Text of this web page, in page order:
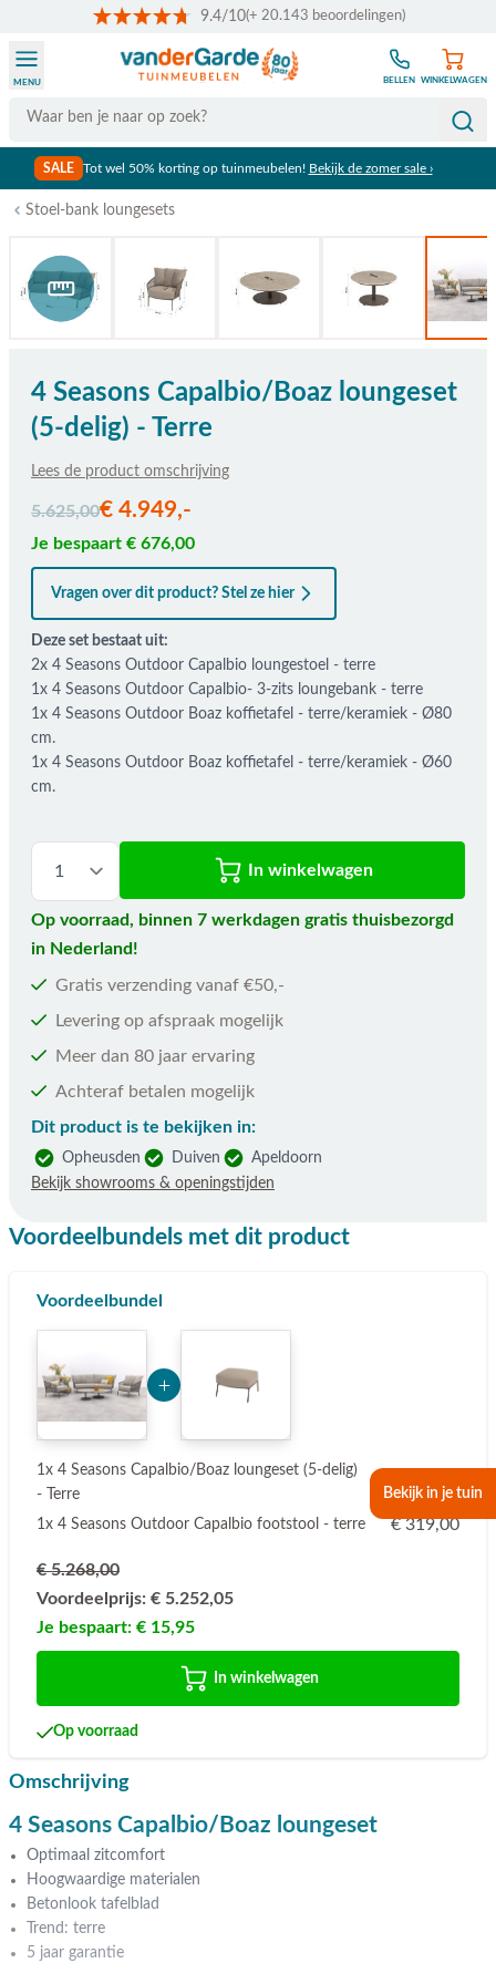
9.4/10(+ 20.143 beoordelingen)
Search
MENU BELLEN WINKELWAGEN
SALE Tot wel 50% korting op tuinmeubelen! Bekijk de zomer sale ›
Bekijk in je tuin
Stoel-bank loungesets
Bekijk afmetingen
4 Seasons Capalbio/Boaz loungeset
(5-delig) - Terre
Lees de product omschrijving
5.625,00€ 4.949,-
Je bespaart € 676,00
Vragen over dit product? Stel ze hier
Deze set bestaat uit:
2x 4 Seasons Outdoor Capalbio loungestoel - terre
1x 4 Seasons Outdoor Capalbio- 3-zits loungebank - terre
1x 4 Seasons Outdoor Boaz koffietafel - terre/keramiek - Ø80
cm.
1x 4 Seasons Outdoor Boaz koffietafel - terre/keramiek - Ø60
cm.
In winkelwagen
Op voorraad, binnen 7 werkdagen gratis thuisbezorgd
in Nederland!
Gratis verzending vanaf €50,-
Levering op afspraak mogelijk
Meer dan 80 jaar ervaring
Achteraf betalen mogelijk
Dit product is te bekijken in:
Opheusden Duiven
Apeldoorn
Bekijk showrooms & openingstijden
Voordeelbundels met dit product
Voordeelbundel
1x 4 Seasons Capalbio/Boaz loungeset (5-delig)
- Terre
€ 4.949,00
1x 4 Seasons Outdoor Capalbio footstool - terre € 319,00
€ 5.268,00
Voordeelprijs: € 5.252,05
Je bespaart: € 15,95
In winkelwagen
Op voorraad
Omschrijving
4 Seasons Capalbio/Boaz loungeset
Optimaal zitcomfort
Hoogwaardige materialen
Betonlook tafelblad
Trend: terre
5 jaar garantie